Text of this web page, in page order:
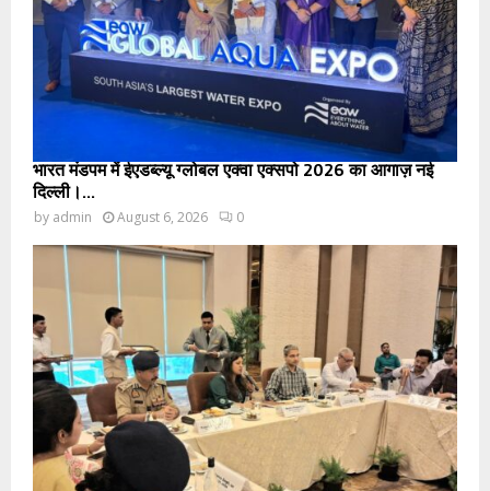
भारत मंडपम में ईएडब्ल्यू ग्लोबल एक्वा एक्सपो 2026 का आगाज़ नई
दिल्ली।...
by admin August 6, 2026 0